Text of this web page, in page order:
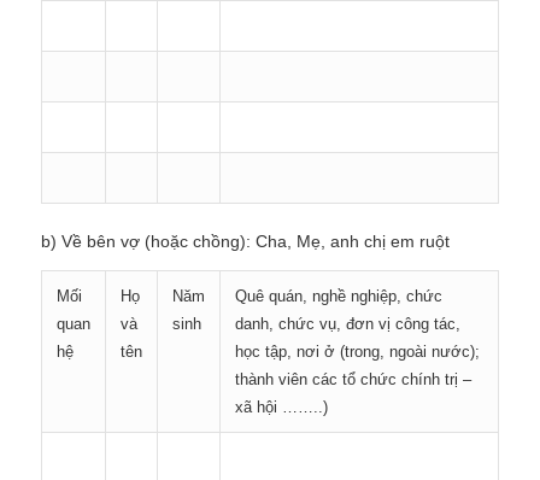
b) Về bên vợ (hoặc chồng): Cha, Mẹ, anh chị em ruột
Mối
quan
hệ
Họ
và
tên
Năm
sinh
Quê quán, nghề nghiệp, chức
danh, chức vụ, đơn vị công tác,
học tập, nơi ở (trong, ngoài nước);
thành viên các tổ chức chính trị –
xã hội ……..)